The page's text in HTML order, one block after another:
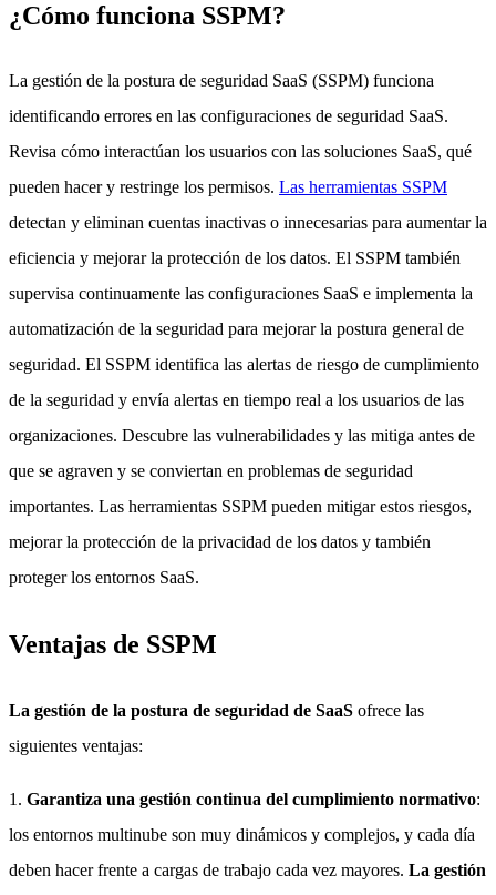
¿Cómo funciona SSPM?
La gestión de la postura de seguridad SaaS (SSPM) funciona
identificando errores en las configuraciones de seguridad SaaS.
Revisa cómo interactúan los usuarios con las soluciones SaaS, qué
pueden hacer y restringe los permisos. Las herramientas SSPM
detectan y eliminan cuentas inactivas o innecesarias para aumentar la
eficiencia y mejorar la protección de los datos. El SSPM también
supervisa continuamente las configuraciones SaaS e implementa la
automatización de la seguridad para mejorar la postura general de
seguridad. El SSPM identifica las alertas de riesgo de cumplimiento
de la seguridad y envía alertas en tiempo real a los usuarios de las
organizaciones. Descubre las vulnerabilidades y las mitiga antes de
que se agraven y se conviertan en problemas de seguridad
importantes. Las herramientas SSPM pueden mitigar estos riesgos,
mejorar la protección de la privacidad de los datos y también
proteger los entornos SaaS.
Ventajas de SSPM
La gestión de la postura de seguridad de SaaS ofrece las
siguientes ventajas:
1. Garantiza una gestión continua del cumplimiento normativo:
los entornos multinube son muy dinámicos y complejos, y cada día
deben hacer frente a cargas de trabajo cada vez mayores. La gestión